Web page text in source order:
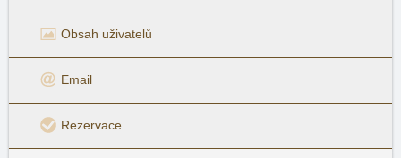
Obsah uživatelů
Email
Rezervace